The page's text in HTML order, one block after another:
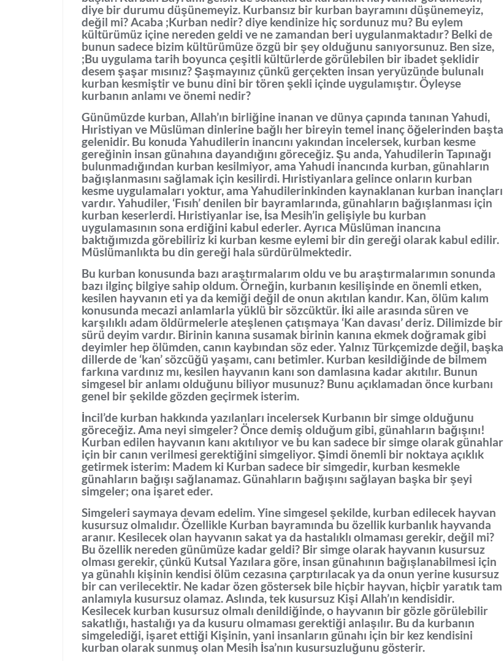
diye bir durumu düşünemeyiz. Kurbansız bir kurban bayramını düşünemeyiz,
değil mi? Acaba ;Kurban nedir? diye kendinize hiç sordunuz mu? Bu eylem
kültürümüz içine nereden geldi ve ne zamandan beri uygulanmaktadır? Belki de
bunun sadece bizim kültürümüze özgü bir şey olduğunu sanıyorsunuz. Ben size,
;Bu uygulama tarih boyunca çeşitli kültürlerde görülebilen bir ibadet şeklidir
desem şaşar mısınız? Şaşmayınız çünkü gerçekten insan yeryüzünde bulunalı
kurban kesmiştir ve bunu dini bir tören şekli içinde uygulamıştır. Öyleyse
kurbanın anlamı ve önemi nedir?
Günümüzde kurban, Allah’ın birliğine inanan ve dünya çapında tanınan Yahudi,
Hıristiyan ve Müslüman dinlerine bağlı her bireyin temel inanç öğelerinden başta
gelenidir. Bu konuda Yahudilerin inancını yakından incelersek, kurban kesme
gereğinin insan günahına dayandığını göreceğiz. Şu anda, Yahudilerin Tapınağı
bulunmadığından kurban kesilmiyor, ama Yahudi inancında kurban, günahların
bağışlanmasını sağlamak için kesilirdi. Hıristiyanlara gelince onların kurban
kesme uygulamaları yoktur, ama Yahudilerinkinden kaynaklanan kurban inançları
vardır. Yahudiler, ‘Fısıh’ denilen bir bayramlarında, günahların bağışlanması için
kurban keserlerdi. Hıristiyanlar ise, İsa Mesih’in gelişiyle bu kurban
uygulamasının sona erdiğini kabul ederler. Ayrıca Müslüman inancına
baktığımızda görebiliriz ki kurban kesme eylemi bir din gereği olarak kabul edilir.
Müslümanlıkta bu din gereği hala sürdürülmektedir.
Bu kurban konusunda bazı araştırmalarım oldu ve bu araştırmalarımın sonunda
bazı ilginç bilgiye sahip oldum. Örneğin, kurbanın kesilişinde en önemli etken,
kesilen hayvanın eti ya da kemiği değil de onun akıtılan kandır. Kan, ölüm kalım
konusunda mecazi anlamlarla yüklü bir sözcüktür. İki aile arasında süren ve
karşılıklı adam öldürmelerle ateşlenen çatışmaya ‘Kan davası’ deriz. Dilimizde bir
sürü deyim vardır. Birinin kanına susamak birinin kanına ekmek doğramak gibi
deyimler hep ölümden, canın kaybından söz eder. Yalnız Türkçemizde değil, başka
dillerde de ‘kan’ sözcüğü yaşamı, canı betimler. Kurban kesildiğinde de bilmem
farkına vardınız mı, kesilen hayvanın kanı son damlasına kadar akıtılır. Bunun
simgesel bir anlamı olduğunu biliyor musunuz? Bunu açıklamadan önce kurbanı
genel bir şekilde gözden geçirmek isterim.
İncil’de kurban hakkında yazılanları incelersek Kurbanın bir simge olduğunu
göreceğiz. Ama neyi simgeler? Önce demiş olduğum gibi, günahların bağışını!
Kurban edilen hayvanın kanı akıtılıyor ve bu kan sadece bir simge olarak günahlar
için bir canın verilmesi gerektiğini simgeliyor. Şimdi önemli bir noktaya açıklık
getirmek isterim: Madem ki Kurban sadece bir simgedir, kurban kesmekle
günahların bağışı sağlanamaz. Günahların bağışını sağlayan başka bir şeyi
simgeler; ona işaret eder.
Simgeleri saymaya devam edelim. Yine simgesel şekilde, kurban edilecek hayvan
kusursuz olmalıdır. Özellikle Kurban bayramında bu özellik kurbanlık hayvanda
aranır. Kesilecek olan hayvanın sakat ya da hastalıklı olmaması gerekir, değil mi?
Bu özellik nereden günümüze kadar geldi? Bir simge olarak hayvanın kusursuz
olması gerekir, çünkü Kutsal Yazılara göre, insan günahının bağışlanabilmesi için
ya günahlı kişinin kendisi ölüm cezasına çarptırılacak ya da onun yerine kusursuz
bir can verilecektir. Ne kadar özen göstersek bile hiçbir hayvan, hiçbir yaratık tam
anlamıyla kusursuz olamaz. Aslında, tek kusursuz Kişi Allah’ın kendisidir.
Kesilecek kurban kusursuz olmalı denildiğinde, o hayvanın bir gözle görülebilir
sakatlığı, hastalığı ya da kusuru olmaması gerektiği anlaşılır. Bu da kurbanın
simgelediği, işaret ettiği Kişinin, yani insanların günahı için bir kez kendisini
kurban olarak sunmuş olan Mesih İsa’nın kusursuzluğunu gösterir.